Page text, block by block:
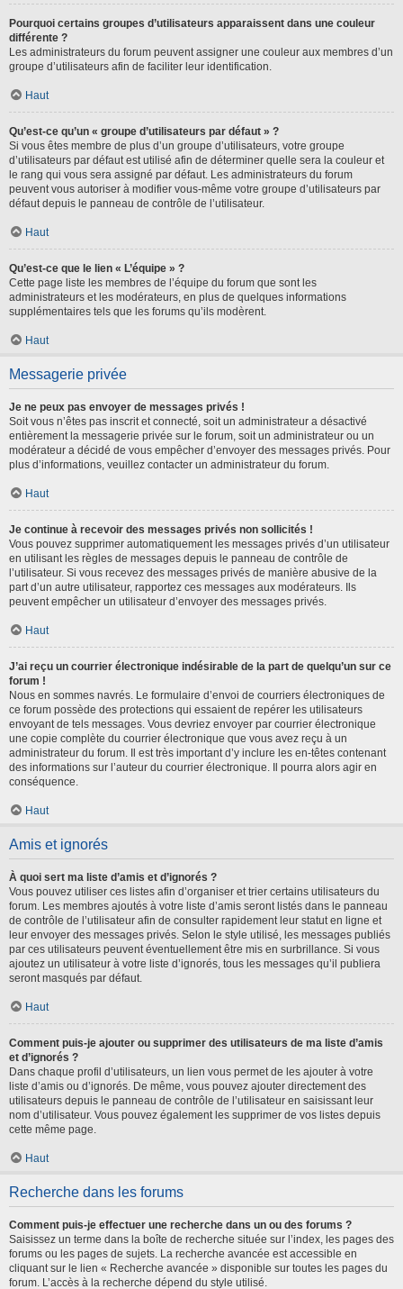
Pourquoi certains groupes d’utilisateurs apparaissent dans une couleur
différente ?
Les administrateurs du forum peuvent assigner une couleur aux membres d’un
groupe d’utilisateurs afin de faciliter leur identification.
Haut
Qu’est-ce qu’un « groupe d’utilisateurs par défaut » ?
Si vous êtes membre de plus d’un groupe d’utilisateurs, votre groupe
d’utilisateurs par défaut est utilisé afin de déterminer quelle sera la couleur et
le rang qui vous sera assigné par défaut. Les administrateurs du forum
peuvent vous autoriser à modifier vous-même votre groupe d’utilisateurs par
défaut depuis le panneau de contrôle de l’utilisateur.
Haut
Qu’est-ce que le lien « L’équipe » ?
Cette page liste les membres de l’équipe du forum que sont les
administrateurs et les modérateurs, en plus de quelques informations
supplémentaires tels que les forums qu’ils modèrent.
Haut
Messagerie privée
Je ne peux pas envoyer de messages privés !
Soit vous n’êtes pas inscrit et connecté, soit un administrateur a désactivé
entièrement la messagerie privée sur le forum, soit un administrateur ou un
modérateur a décidé de vous empêcher d’envoyer des messages privés. Pour
plus d’informations, veuillez contacter un administrateur du forum.
Haut
Je continue à recevoir des messages privés non sollicités !
Vous pouvez supprimer automatiquement les messages privés d’un utilisateur
en utilisant les règles de messages depuis le panneau de contrôle de
l’utilisateur. Si vous recevez des messages privés de manière abusive de la
part d’un autre utilisateur, rapportez ces messages aux modérateurs. Ils
peuvent empêcher un utilisateur d’envoyer des messages privés.
Haut
J’ai reçu un courrier électronique indésirable de la part de quelqu’un sur ce
forum !
Nous en sommes navrés. Le formulaire d’envoi de courriers électroniques de
ce forum possède des protections qui essaient de repérer les utilisateurs
envoyant de tels messages. Vous devriez envoyer par courrier électronique
une copie complète du courrier électronique que vous avez reçu à un
administrateur du forum. Il est très important d’y inclure les en-têtes contenant
des informations sur l’auteur du courrier électronique. Il pourra alors agir en
conséquence.
Haut
Amis et ignorés
À quoi sert ma liste d’amis et d’ignorés ?
Vous pouvez utiliser ces listes afin d’organiser et trier certains utilisateurs du
forum. Les membres ajoutés à votre liste d’amis seront listés dans le panneau
de contrôle de l’utilisateur afin de consulter rapidement leur statut en ligne et
leur envoyer des messages privés. Selon le style utilisé, les messages publiés
par ces utilisateurs peuvent éventuellement être mis en surbrillance. Si vous
ajoutez un utilisateur à votre liste d’ignorés, tous les messages qu’il publiera
seront masqués par défaut.
Haut
Comment puis-je ajouter ou supprimer des utilisateurs de ma liste d’amis
et d’ignorés ?
Dans chaque profil d’utilisateurs, un lien vous permet de les ajouter à votre
liste d’amis ou d’ignorés. De même, vous pouvez ajouter directement des
utilisateurs depuis le panneau de contrôle de l’utilisateur en saisissant leur
nom d’utilisateur. Vous pouvez également les supprimer de vos listes depuis
cette même page.
Haut
Recherche dans les forums
Comment puis-je effectuer une recherche dans un ou des forums ?
Saisissez un terme dans la boîte de recherche située sur l’index, les pages des
forums ou les pages de sujets. La recherche avancée est accessible en
cliquant sur le lien « Recherche avancée » disponible sur toutes les pages du
forum. L’accès à la recherche dépend du style utilisé.